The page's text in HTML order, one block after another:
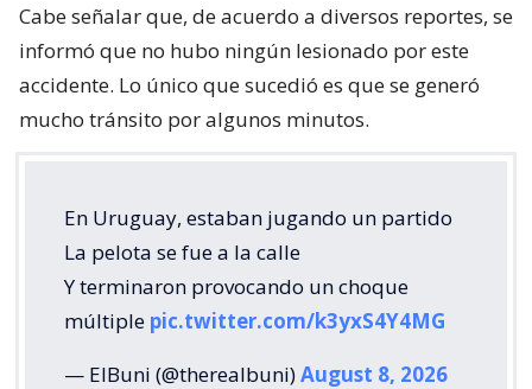
Cabe señalar que, de acuerdo a diversos reportes, se
informó que no hubo ningún lesionado por este
accidente. Lo único que sucedió es que se generó
mucho tránsito por algunos minutos.
En Uruguay, estaban jugando un partido
La pelota se fue a la calle
Y terminaron provocando un choque
múltiple pic.twitter.com/k3yxS4Y4MG
— ElBuni (@therealbuni)August 8, 2026